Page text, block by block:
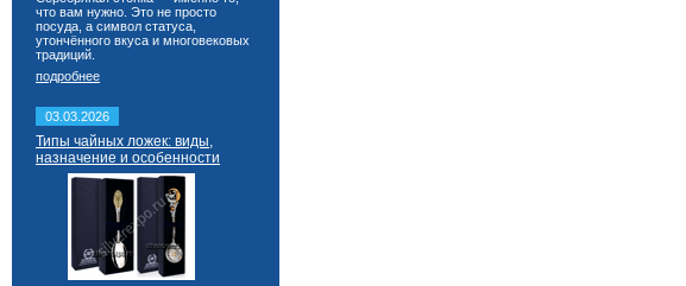
что вам нужно. Это не просто
посуда, а символ статуса,
утончённого вкуса и многовековых
традиций.
подробнее
03.03.2026
Типы чайных ложек: виды,
назначение и особенности